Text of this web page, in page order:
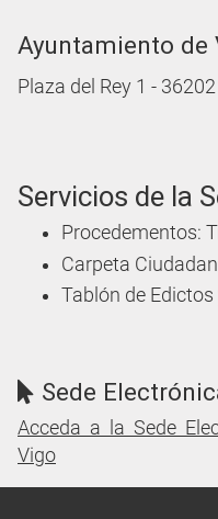
Ayuntamiento de
Plaza del Rey 1 -
Servicios de la
Procedementos:
Carpeta
Tablón de
Sede
Acceda a la Sede
Vigo